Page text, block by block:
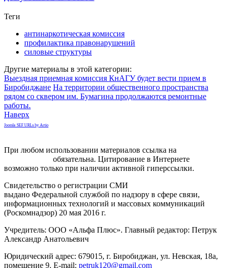
Теги
антинаркотическая комиссия
профилактика правонарушений
силовые структуры
Другие материалы в этой категории:
Выездная приемная комиссия КнАГУ будет вести прием в
Биробиджане На территории общественного пространства
рядом со сквером им. Бумагина продолжаются ремонтные
работы.
Наверх
Joomla SEF URLs by Artio
При любом использовании материалов ссылка на
обязательна. Цитирование в Интернете
возможно только при наличии активной гиперссылки.
Свидетельство о регистрации СМИ
выдано Федеральной службой по надзору в сфере связи,
информационных технологий и массовых коммуникаций
(Роскомнадзор) 20 мая 2016 г.
Учредитель: ООО «Альфа Плюс». Главный редактор: Петрук
Александр Анатольевич
Юридический адрес: 679015, г. Биробиджан, ул. Невская, 18а,
помещение 9. E-mail: petruk120@gmail.com